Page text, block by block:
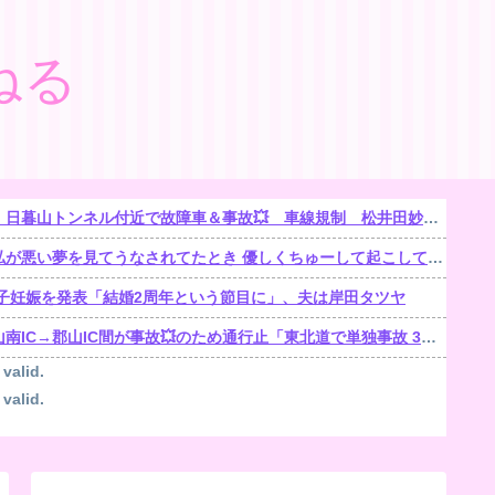
る
近で故障車＆事故💥 車線規制 松井田妙義IC〜佐久平IC 渋滞距離 10.0km 通過時間 50 分
夢を見てうなされてたとき 優しくちゅーして起こしてくれた。【再】
娠を発表「結婚2周年という節目に」、夫は岸田タツヤ
IC間が事故💥のため通行止「東北道で単独事故 3人がけが1人が心肺停止」
valid.
valid.